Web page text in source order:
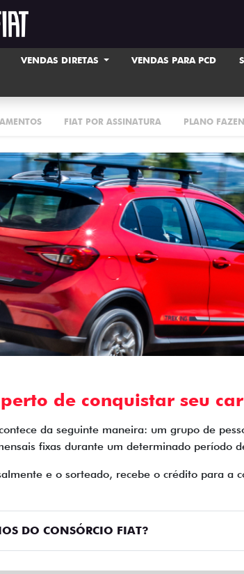
VENDAS DIRETAS VENDAS PARA PCD
FIAT POR ASSINATURA PLANO
de conquistar seu
da seguinte maneira: um grupo de
fixas durante um determinado período
e o sorteado, recebe o crédito para
DO CONSÓRCIO FIAT?